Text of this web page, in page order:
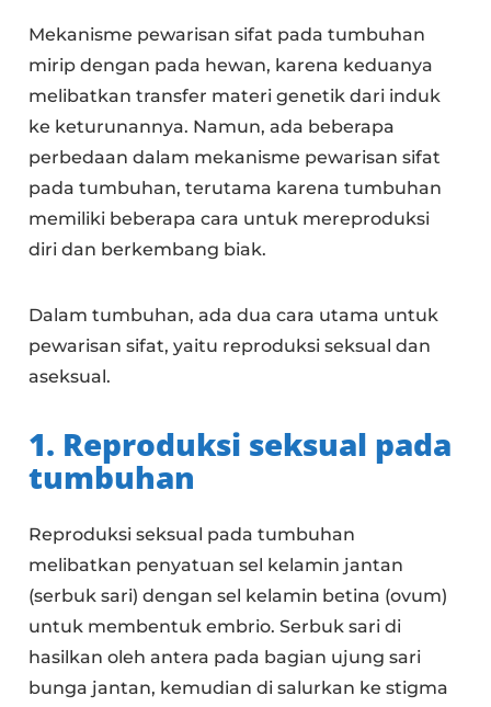
Mekanisme pewarisan sifat pada tumbuhan
mirip dengan pada hewan, karena keduanya
melibatkan transfer materi genetik dari induk
ke keturunannya. Namun, ada beberapa
perbedaan dalam mekanisme pewarisan sifat
pada tumbuhan, terutama karena tumbuhan
memiliki beberapa cara untuk mereproduksi
diri dan berkembang biak.
Dalam tumbuhan, ada dua cara utama untuk
pewarisan sifat, yaitu reproduksi seksual dan
aseksual.
1. Reproduksi seksual pada
tumbuhan
Reproduksi seksual pada tumbuhan
melibatkan penyatuan sel kelamin jantan
(serbuk sari) dengan sel kelamin betina (ovum)
untuk membentuk embrio. Serbuk sari di
hasilkan oleh antera pada bagian ujung sari
bunga jantan, kemudian di salurkan ke stigma